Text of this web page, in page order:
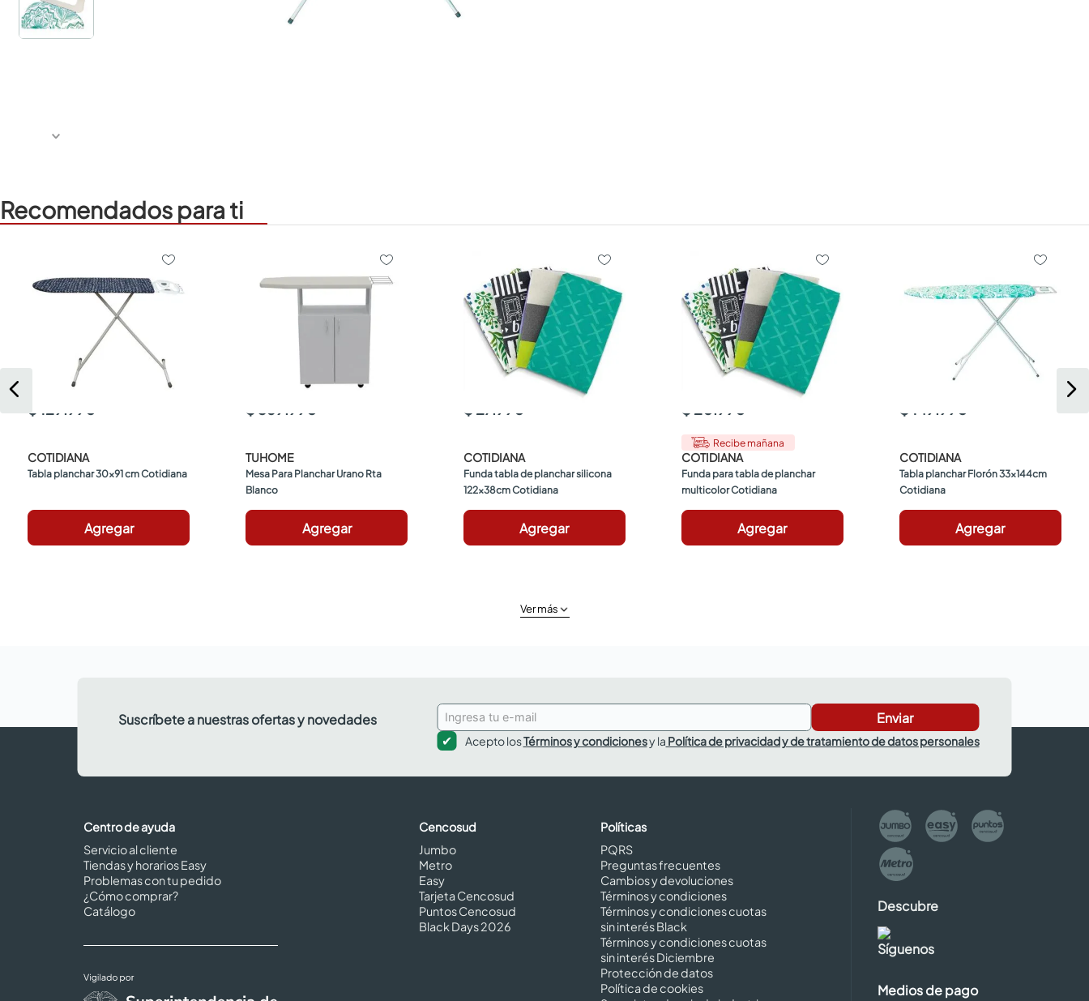
Recomendados para ti
$ 129.990
COTIDIANA
Tabla planchar 30x91 cm Cotidiana
Agregar
$ 369.990
TUHOME
Mesa Para Planchar Urano Rta
Blanco
Agregar
$ 27.990
COTIDIANA
Funda tabla de planchar silicona
122x38cm Cotidiana
Agregar
$ 20.990
Recibe mañana
COTIDIANA
Funda para tabla de planchar
multicolor Cotidiana
Agregar
$ 149.990
COTIDIANA
Tabla planchar Florón 33x144cm
Cotidiana
Agregar
Ver más
Suscríbete a nuestras ofertas y novedades Enviar
Acepto losTérminos y condicionesy la Política de privacidad y de tratamiento de datos personales
Centro de ayuda
Servicio al cliente
Tiendas y horarios Easy
Problemas con tu pedido
¿Cómo comprar?
Catálogo
Cencosud
Jumbo
Metro
Easy
Tarjeta Cencosud
Puntos Cencosud
Black Days 2026
Políticas
PQRS
Preguntas frecuentes
Cambios y devoluciones
Términos y condiciones
Términos y condiciones cuotas
sin interés Black
Términos y condiciones cuotas
sin interés Diciembre
Protección de datos
Política de cookies
Descubre
Síguenos
Medios de pago